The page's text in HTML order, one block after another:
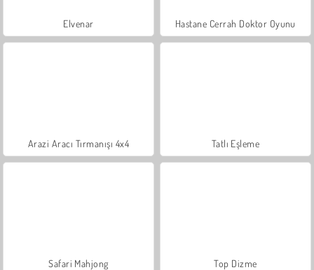
Elvenar Hastane Cerrah Doktor Oyunu
Arazi Aracı Tırmanışı 4x4 Tatlı Eşleme
Safari Mahjong Top Dizme